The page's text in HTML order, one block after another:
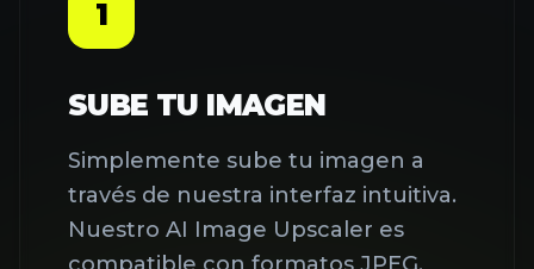
SUBE TU IMAGEN
través de nuestra interfaz intuitiva.
Nuestro AI Image Upscaler es
compatible con formatos JPEG,
PNG y WebP de hasta 5MB cada
uno. Puedes arrastrar y soltar